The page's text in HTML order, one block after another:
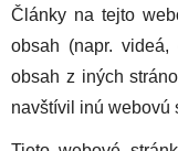
Články na tejto
obsah (napr.
obsah z iných
navštívil inú webovú